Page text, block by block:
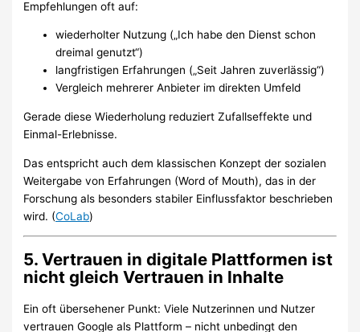
Empfehlungen oft auf:
wiederholter Nutzung („Ich habe den Dienst schon
dreimal genutzt“)
langfristigen Erfahrungen („Seit Jahren zuverlässig“)
Vergleich mehrerer Anbieter im direkten Umfeld
Gerade diese Wiederholung reduziert Zufallseffekte und
Einmal-Erlebnisse.
Das entspricht auch dem klassischen Konzept der sozialen
Weitergabe von Erfahrungen (Word of Mouth), das in der
Forschung als besonders stabiler Einflussfaktor beschrieben
wird. (CoLab)
5. Vertrauen in digitale Plattformen ist
nicht gleich Vertrauen in Inhalte
Ein oft übersehener Punkt: Viele Nutzerinnen und Nutzer
vertrauen Google als Plattform – nicht unbedingt den